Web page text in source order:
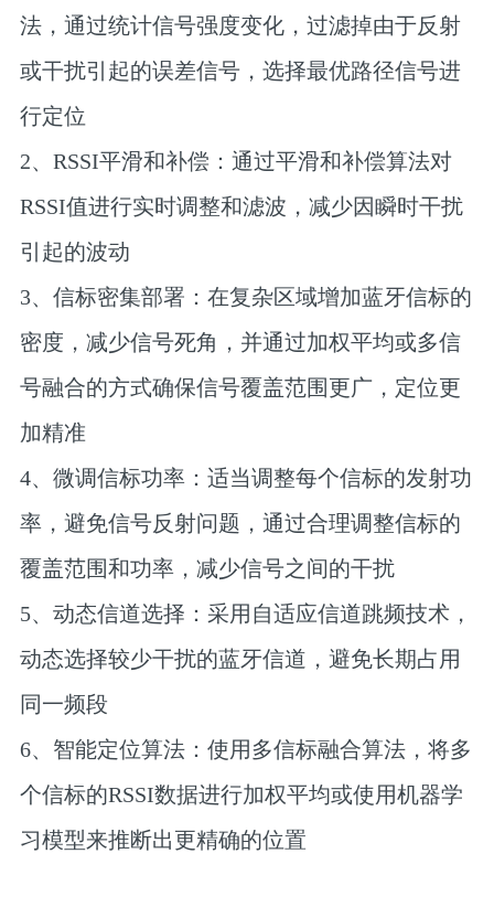
法，通过统计信号强度变化，过滤掉由于反射
或干扰引起的误差信号，选择最优路径信号进
行定位‌
‌2、RSSI平滑和补偿‌：通过平滑和补偿算法对
RSSI值进行实时调整和滤波，减少因瞬时干扰
引起的波动‌
‌3、信标密集部署‌：在复杂区域增加蓝牙信标的
密度，减少信号死角，并通过加权平均或多信
号融合的方式确保信号覆盖范围更广，定位更
加精准‌
‌4、微调信标功率‌：适当调整每个信标的发射功
率，避免信号反射问题，通过合理调整信标的
覆盖范围和功率，减少信号之间的干扰‌
‌5、动态信道选择‌：采用自适应信道跳频技术，
动态选择较少干扰的蓝牙信道，避免长期占用
同一频段‌
‌6、智能定位算法‌：使用多信标融合算法，将多
个信标的RSSI数据进行加权平均或使用机器学
习模型来推断出更精确的位置‌